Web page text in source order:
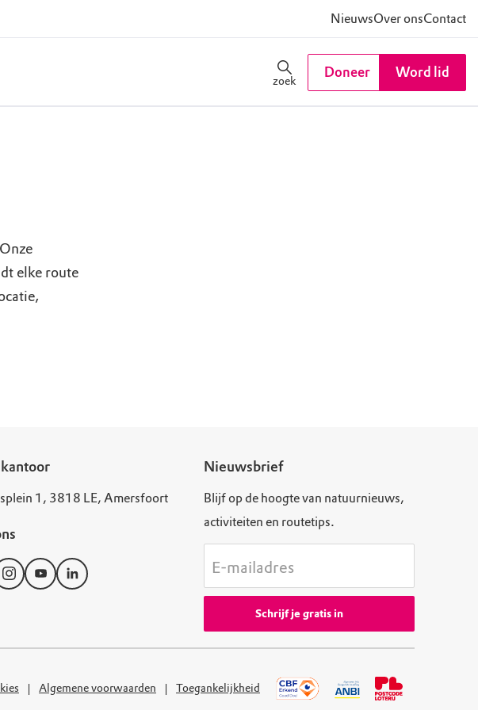
NieuwsOver onsContact
zoek
Doneer Word lid
elke route
1, 3818 LE, Amersfoort
Nieuwsbrief
Blijf op de hoogte van natuurnieuws,
activiteiten en routetips.
E-mailadres
Schrijf je gratis in
Algemene voorwaarden Toegankelijkheid